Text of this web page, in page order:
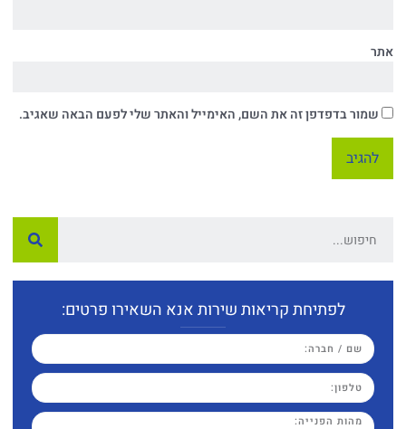
אתר
שמור בדפדפן זה את השם, האימייל והאתר שלי לפעם הבאה שאגיב.
לפתיחת קריאות שירות אנא השאירו פרטים: